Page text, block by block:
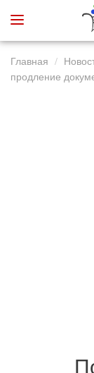
Главная
продление